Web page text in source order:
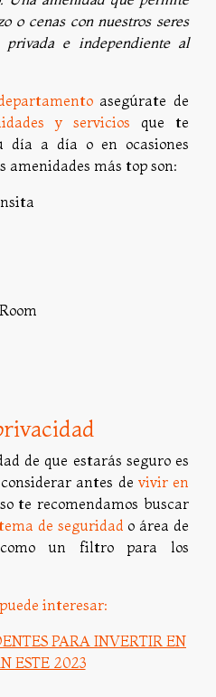
o cenas con nuestros seres
e independiente al
asegúrate de
y servicios que te
día a día o en ocasiones
amenidades más top son:
de que estarás seguro es
antes de vivir en
te recomendamos buscar
de seguridado área de
como un filtro para los
interesar:
PARA INVERTIR EN
ESTE 2023